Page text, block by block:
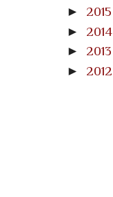
► 2015
► 2014
► 2013
► 2012